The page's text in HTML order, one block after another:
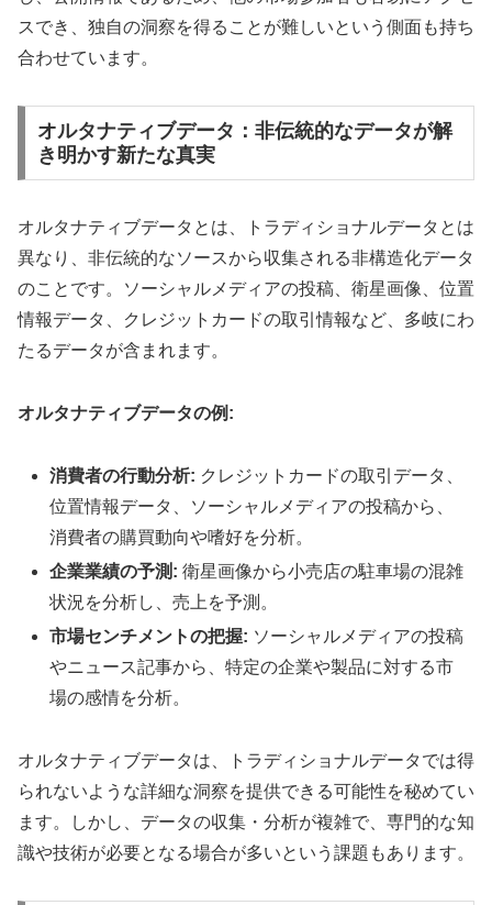
スでき、独自の洞察を得ることが難しいという側面も持ち
合わせています。
オルタナティブデータ：非伝統的なデータが解
き明かす新たな真実
オルタナティブデータとは、トラディショナルデータとは
異なり、非伝統的なソースから収集される非構造化データ
のことです。ソーシャルメディアの投稿、衛星画像、位置
情報データ、クレジットカードの取引情報など、多岐にわ
たるデータが含まれます。
オルタナティブデータの例:
消費者の行動分析: クレジットカードの取引データ、
位置情報データ、ソーシャルメディアの投稿から、
消費者の購買動向や嗜好を分析。
企業業績の予測: 衛星画像から小売店の駐車場の混雑
状況を分析し、売上を予測。
市場センチメントの把握: ソーシャルメディアの投稿
やニュース記事から、特定の企業や製品に対する市
場の感情を分析。
オルタナティブデータは、トラディショナルデータでは得
られないような詳細な洞察を提供できる可能性を秘めてい
ます。しかし、データの収集・分析が複雑で、専門的な知
識や技術が必要となる場合が多いという課題もあります。